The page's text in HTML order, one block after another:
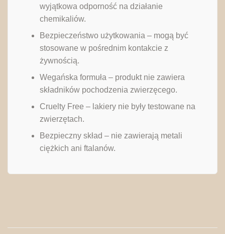
wyjątkowa odporność na działanie
chemikaliów.
Bezpieczeństwo użytkowania – mogą być
stosowane w pośrednim kontakcie z
żywnością.
Wegańska formuła – produkt nie zawiera
składników pochodzenia zwierzęcego.
Cruelty Free – lakiery nie były testowane na
zwierzętach.
Bezpieczny skład – nie zawierają metali
ciężkich ani ftalanów.